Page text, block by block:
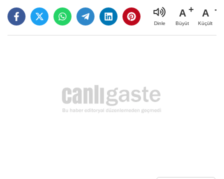
Dinle
A
Büyüt
A
Küçült